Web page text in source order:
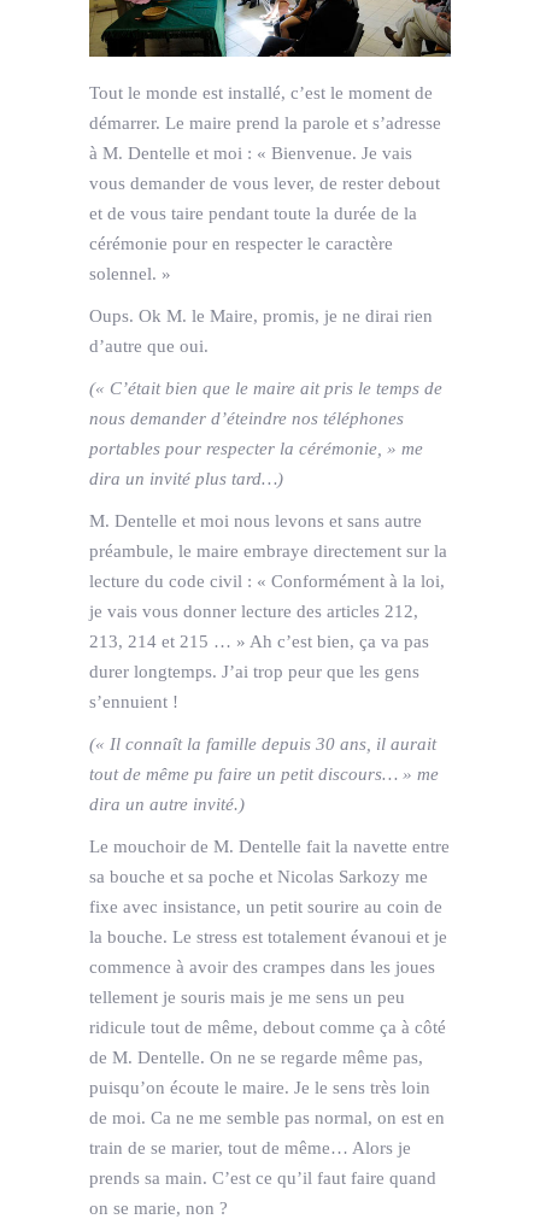
Tout le monde est installé, c’est le moment de
démarrer. Le maire prend la parole et s’adresse
à M. Dentelle et moi : « Bienvenue. Je vais
vous demander de vous lever, de rester debout
et de vous taire pendant toute la durée de la
cérémonie pour en respecter le caractère
solennel. »
Oups. Ok M. le Maire, promis, je ne dirai rien
d’autre que oui.
(« C’était bien que le maire ait pris le temps de
nous demander d’éteindre nos téléphones
portables pour respecter la cérémonie, » me
dira un invité plus tard…)
M. Dentelle et moi nous levons et sans autre
préambule, le maire embraye directement sur la
lecture du code civil : « Conformément à la loi,
je vais vous donner lecture des articles 212,
213, 214 et 215 … » Ah c’est bien, ça va pas
durer longtemps. J’ai trop peur que les gens
s’ennuient !
(« Il connaît la famille depuis 30 ans, il aurait
tout de même pu faire un petit discours… » me
dira un autre invité.)
Le mouchoir de M. Dentelle fait la navette entre
sa bouche et sa poche et Nicolas Sarkozy me
fixe avec insistance, un petit sourire au coin de
la bouche. Le stress est totalement évanoui et je
commence à avoir des crampes dans les joues
tellement je souris mais je me sens un peu
ridicule tout de même, debout comme ça à côté
de M. Dentelle. On ne se regarde même pas,
puisqu’on écoute le maire. Je le sens très loin
de moi. Ca ne me semble pas normal, on est en
train de se marier, tout de même… Alors je
prends sa main. C’est ce qu’il faut faire quand
on se marie, non ?